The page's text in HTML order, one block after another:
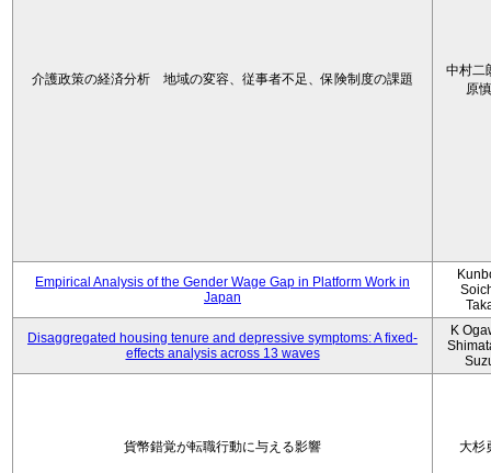
介護政策の経済分析 地域の変容、従事者不足、保険制度の課題
中村二
原
Empirical Analysis of the Gender Wage Gap in Platform Work in
Japan
Disaggregated housing tenure and depressive symptoms: A fixed-
effects analysis across 13 waves
K
貨幣錯覚が転職行動に与える影響 大杉